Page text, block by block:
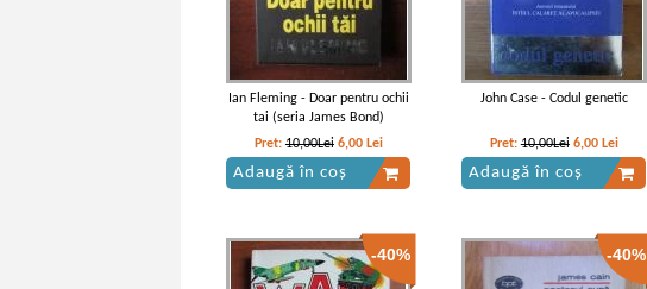
Ian Fleming - Doar pentru ochii
tai (seria James Bond)
Pret: 10,00Lei 6,00 Lei
Adaugă în coș
John Case - Codul genetic
Pret:10,00Lei 6,00 Lei
Adaugă în coș
-40% -40%